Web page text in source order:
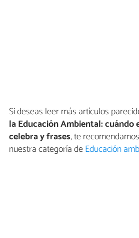
Si deseas leer más artículos
la Educación Ambiental: cuándo
celebra y frases, te
nuestra categoría deEducación